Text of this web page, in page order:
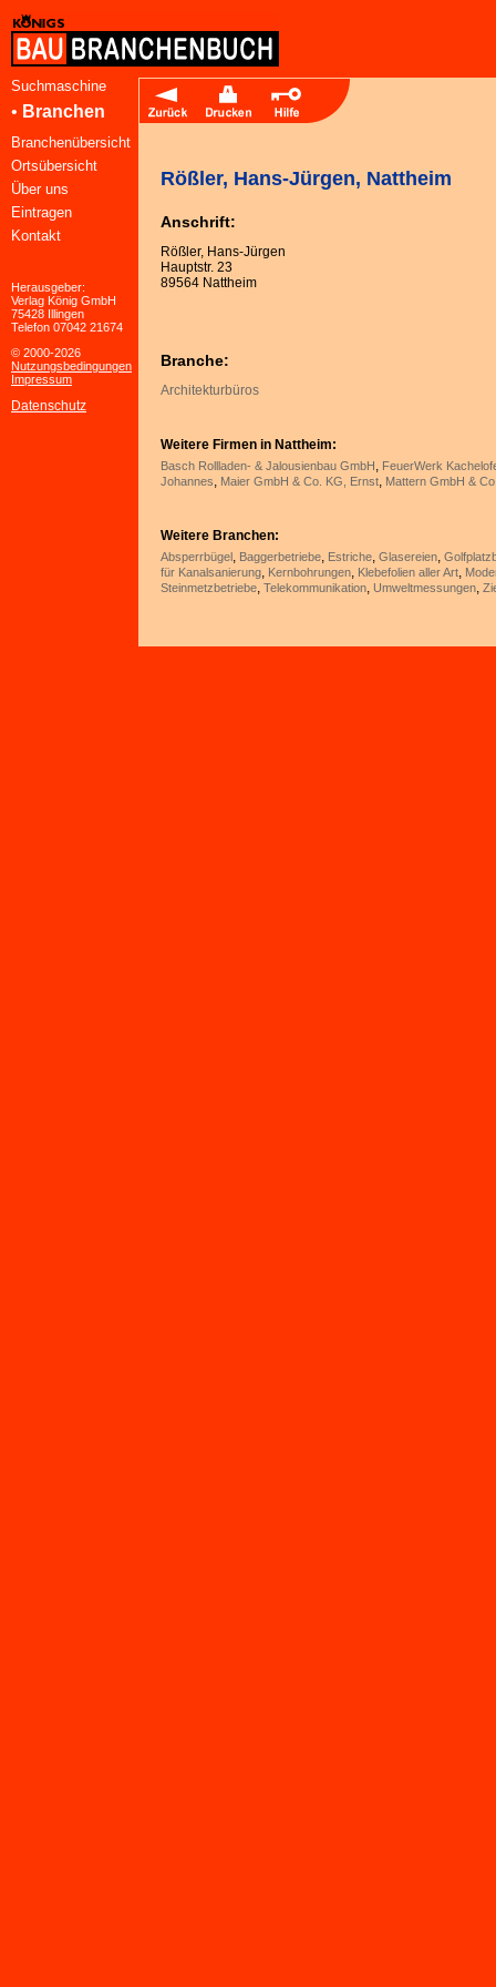
Suchmaschine
• Branchen
Branchenübersicht
Ortsübersicht
Über uns
Eintragen
Kontakt
Herausgeber:
Verlag König GmbH
75428 Illingen
Telefon 07042 21674
© 2000-2026
Nutzungsbedingungen
Impressum
Datenschutz
Rößler, Hans-Jürgen, Nattheim
Anschrift:
Rößler, Hans-Jürgen
Hauptstr. 23
89564 Nattheim
Branche:
Architekturbüros
Weitere Firmen in Nattheim:
Basch Rollladen- & Jalousienbau GmbH, FeuerWerk
Johannes, Maier GmbH & Co. KG, Ernst, Mattern GmbH &
Weitere Branchen:
Absperrbügel, Baggerbetriebe, Estriche, Glasereien,
für Kanalsanierung, Kernbohrungen, Klebefolien aller Art,
Steinmetzbetriebe, Telekommunikation, Umweltmessungen,